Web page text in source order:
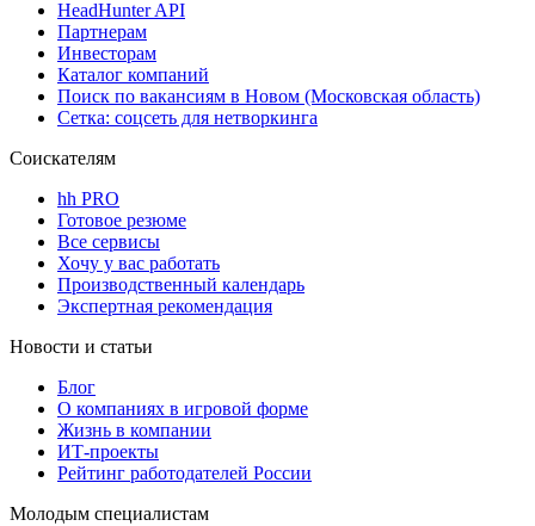
HeadHunter API
Партнерам
Инвесторам
Каталог компаний
Поиск по вакансиям в Новом (Московская область)
Сетка: соцсеть для нетворкинга
Соискателям
hh PRO
Готовое резюме
Все сервисы
Хочу у вас работать
Производственный календарь
Экспертная рекомендация
Новости и статьи
Блог
О компаниях в игровой форме
Жизнь в компании
ИТ-проекты
Рейтинг работодателей России
Молодым специалистам